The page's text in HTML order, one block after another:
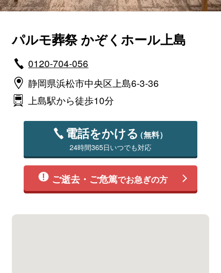
パルモ葬祭 かぞくホール上島
0120-704-056
静岡県浜松市中央区上島6-3-36
上島駅から徒歩10分
電話をかける（無料）
24時間365日いつでも対応
ご逝去・ご危篤でお急ぎの方